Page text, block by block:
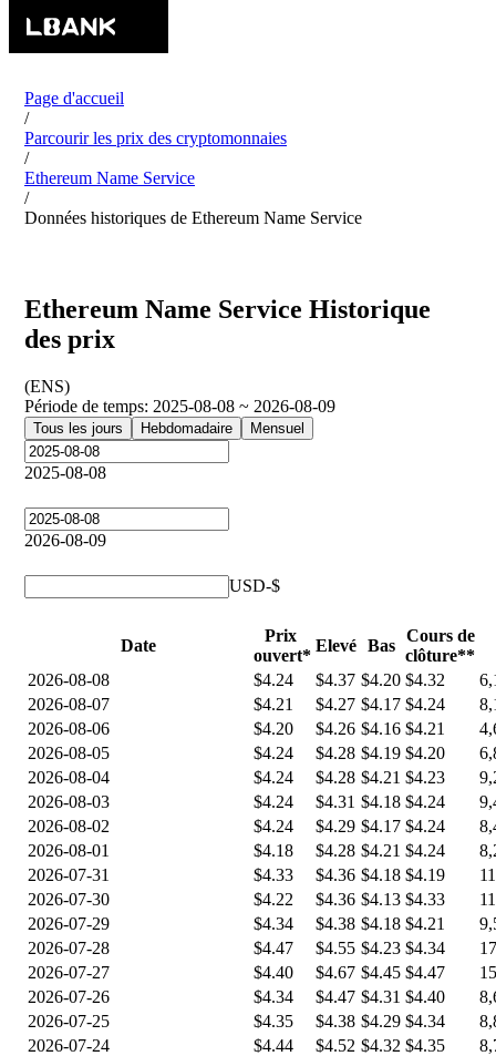
Page d'accueil
/
Parcourir les prix des cryptomonnaies
/
Ethereum Name Service
/
Données historiques de Ethereum Name Service
Ethereum Name Service Historique
des prix
(ENS)
Période de temps: 2025-08-08 ~ 2026-08-09
Tous les jours Hebdomadaire Mensuel
2025-08-08
2026-08-09
USD-$
Date
Prix ​​
ouvert*
Elevé Bas
Cours de
clôture**
2026-08-08
$4.24 $4.37 $4.20 $4.32
2026-08-07
$4.21 $4.27 $4.17 $4.24
2026-08-06
$4.20 $4.26 $4.16 $4.21
2026-08-05
$4.24 $4.28 $4.19 $4.20
2026-08-04
$4.24 $4.28 $4.21 $4.23
2026-08-03
$4.24 $4.31 $4.18 $4.24
2026-08-02
$4.24 $4.29 $4.17 $4.24
2026-08-01
$4.18 $4.28 $4.21 $4.24
2026-07-31
$4.33 $4.36 $4.18 $4.19
2026-07-30
$4.22 $4.36 $4.13 $4.33
2026-07-29
$4.34 $4.38 $4.18 $4.21
2026-07-28
$4.47 $4.55 $4.23 $4.34
2026-07-27
$4.40 $4.67 $4.45 $4.47
2026-07-26
$4.34 $4.47 $4.31 $4.40
2026-07-25
$4.35 $4.38 $4.29 $4.34
2026-07-24
$4.44 $4.52 $4.32 $4.35